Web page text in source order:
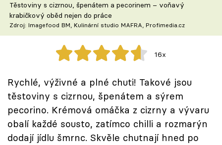
Těhotnej kuchař
Sledujte prima+
Sledujte nás
Těstoviny s cizrnou, špenátem a pecorinem – voňavý
krabičkový oběd nejen do práce
Zdroj: Imagefood BM, Kulinární studio MAFRA, Profimedia.cz
16x
Rychlé, výživné a plné chuti! Takové jsou
těstoviny s cizrnou, špenátem a sýrem
pecorino. Krémová omáčka z cizrny a vývaru
obalí každé sousto, zatímco chilli a rozmarýn
dodají jídlu šmrnc. Skvěle chutnají hned po